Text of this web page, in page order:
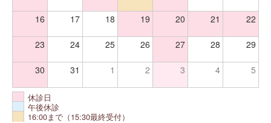
16 17 18 19 20 21 22
23 24 25 26 27 28 29
30 31 1 2 3 4 5
休診日
午後休診
16:00まで（15:30最終受付）